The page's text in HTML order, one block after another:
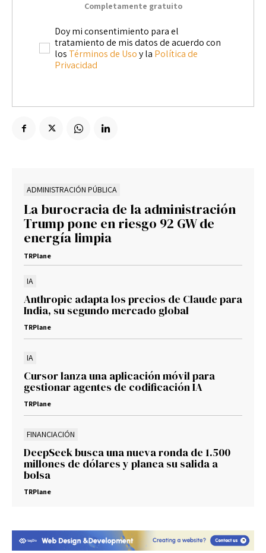
Completamente gratuito
Doy mi consentimiento para el
tratamiento de mis datos de acuerdo con
los Términos de Usoy la Política de
Privacidad
ADMINISTRACIÓN PÚBLICA
La burocracia de la administración
Trump pone en riesgo 92 GW de
energía limpia
TRPlane
IA
Anthropic adapta los precios de Claude para
India, su segundo mercado global
TRPlane
IA
Cursor lanza una aplicación móvil para
gestionar agentes de codificación IA
TRPlane
FINANCIACIÓN
DeepSeek busca una nueva ronda de 1.500
millones de dólares y planea su salida a
bolsa
TRPlane